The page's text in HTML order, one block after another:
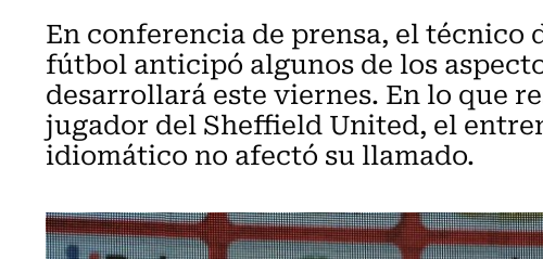
En conferencia de prensa, el técnico
fútbol anticipó algunos de los
desarrollará este viernes. En lo que
jugador del Sheffield United, el
idiomático no afectó su llamado.